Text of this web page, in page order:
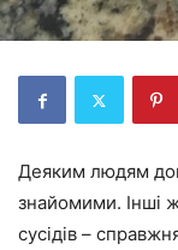
Деяким людям
знайомими. Інші
сусідів –